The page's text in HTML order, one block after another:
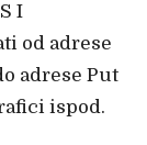
I
od adrese
adrese Put
ispod.